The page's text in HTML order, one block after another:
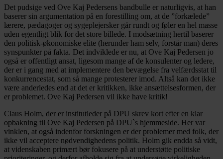
Det pudsige ved Ove Kaj Pedersens bandbulle er naturligvis, at han
baserer sin argumentation på en forestilling om, at de ”forkælede”
lærere, pædagoger og sygeplejersker går rundt og føler en hel masse
uden egentligt blik for det store billede. I modsætning hertil baserer
den politisk-økonomiske elite (herunder ham selv, forstår man) deres
synspunkter på fakta. Det indviklede er nu, at Ove Kaj Pedersen jo
også er offentligt ansat, ligesom mange af de konsulenter og ledere,
der er i gang med at implementere den bevægelse fra velfærdsstat til
konkurrencestat, som så mange protesterer imod. Altså kan det ikke
være anderledes end at det er kritikken, ikke ansættelsesformen, der
er problemet. Ove Kaj Pedersen vil ikke have kritik!
Claus Holm, der er institutleder på DPU skrev kort efter en klar
opbakning til Ove Kaj Pedersen på DPU`s hjemmeside. Her var
vinklen, at også indenfor forskningen er der problemer med folk, der
ikke vil acceptere nødvendighedens politik. Holm gik endda så vidt,
at videnskaben primært bør fokusere på at understøtte politiske